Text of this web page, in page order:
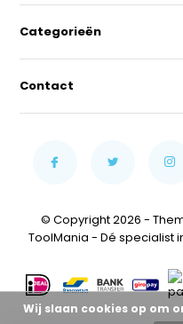
Categorieën
Contact
© Copyright 2026 -
ToolMania - Dé specialist
Wij slaan cookies op om